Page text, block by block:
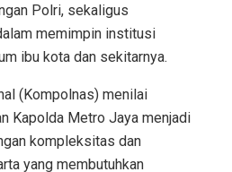
Polri, sekaligus
memimpin institusi
ibu kota dan sekitarnya.
(Kompolnas) menilai
Kapolda Metro Jaya menjadi
kompleksitas dan
yang membutuhkan